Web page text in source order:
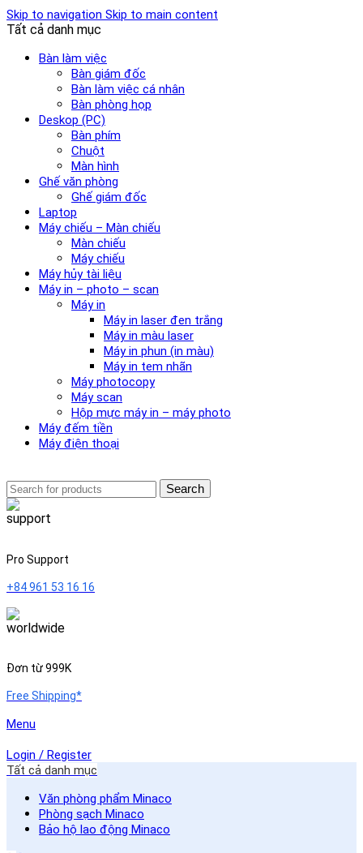
Skip to navigation Skip to main content
Tất cả danh mục
Bàn làm việc
Bàn giám đốc
Bàn làm việc cá nhân
Bàn phòng họp
Deskop (PC)
Bàn phím
Chuột
Màn hình
Ghế văn phòng
Ghế giám đốc
Laptop
Máy chiếu – Màn chiếu
Màn chiếu
Máy chiếu
Máy hủy tài liệu
Máy in – photo – scan
Máy in
Máy in laser đen trắng
Máy in màu laser
Máy in phun (in màu)
Máy in tem nhãn
Máy photocopy
Máy scan
Hộp mực máy in – máy photo
Máy đếm tiền
Máy điện thoại
Search
Pro Support
+84 961 53 16 16
Đơn từ 999K
Free Shipping*
Menu
Login / Register
Tất cả danh mục
Văn phòng phẩm Minaco
Phòng sạch Minaco
Bảo hộ lao động Minaco